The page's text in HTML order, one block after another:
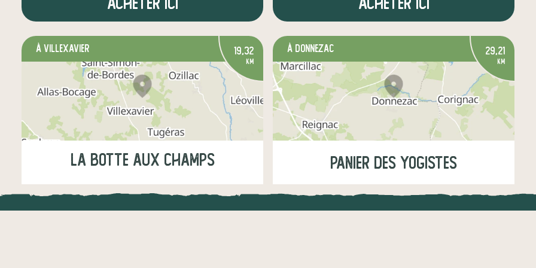
à Villexavier 19,32
km
LA BOTTE AUX CHAMPS
Mercredi15:00-17:00
Samedi 09:00-12:00
à Donnezac 29,21
km
Panier des yogistes